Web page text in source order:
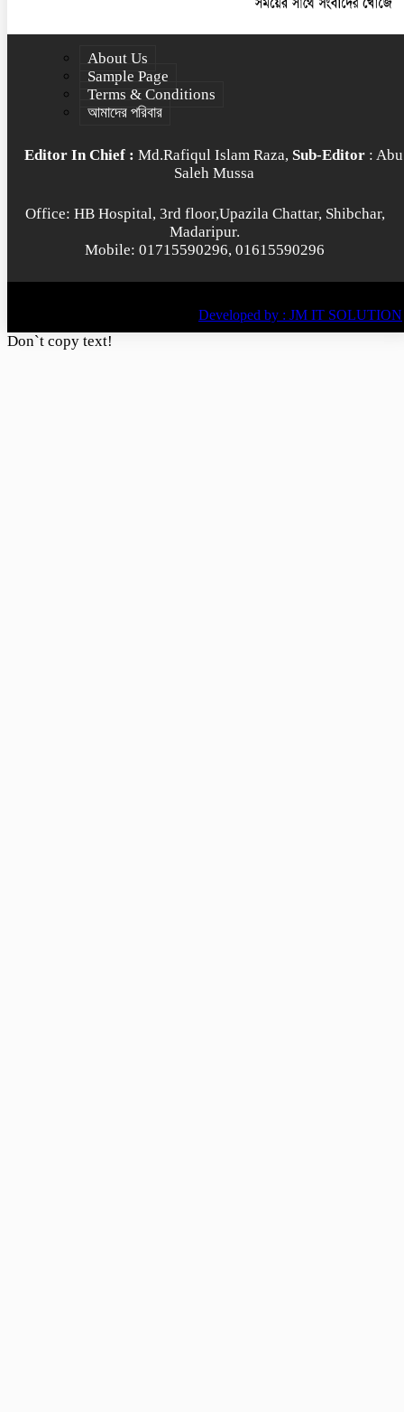
About Us
Sample Page
Terms & Conditions
আমাদের পরিবার
Editor In Chief : Md.Rafiqul Islam Raza, Sub-Editor : Abu
Saleh Mussa
Office: HB Hospital, 3rd floor,Upazila Chattar, Shibchar,
Madaripur.
Mobile: 01715590296, 01615590296
Developed by : JM IT SOLUTION
Don`t copy text!